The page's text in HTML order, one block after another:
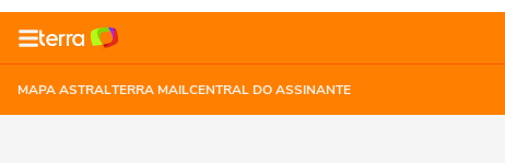
MAPA ASTRALTERRA MAILCENTRAL DO ASSINANTE